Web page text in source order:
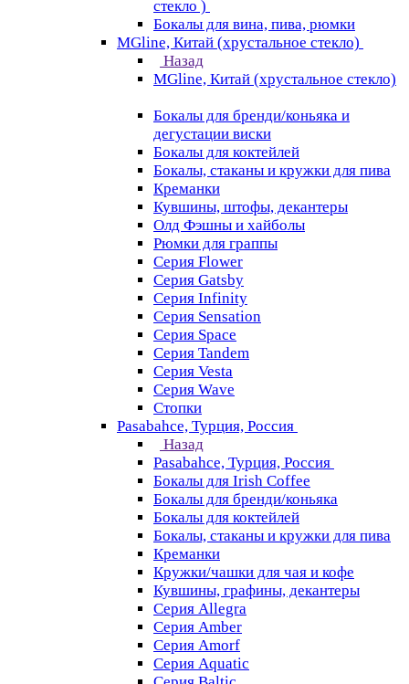
стекло )
Бокалы для вина, пива, рюмки
MGline, Китай (хрустальное стекло)
Назад
MGline, Китай (хрустальное стекло)
Бокалы для бренди/коньяка и
дегустации виски
Бокалы для коктейлей
Бокалы, стаканы и кружки для пива
Креманки
Кувшины, штофы, декантеры
Олд Фэшны и хайболы
Рюмки для граппы
Серия Flower
Серия Gatsby
Серия Infinity
Серия Sensation
Серия Space
Серия Tandem
Серия Vesta
Серия Wave
Стопки
Pasabahce, Турция, Россия
Назад
Pasabahce, Турция, Россия
Бокалы для Irish Coffee
Бокалы для бренди/коньяка
Бокалы для коктейлей
Бокалы, стаканы и кружки для пива
Креманки
Кружки/чашки для чая и кофе
Кувшины, графины, декантеры
Серия Allegra
Серия Amber
Серия Amorf
Серия Aquatic